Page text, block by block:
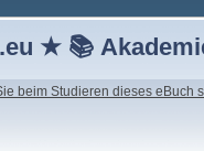
★ 📚
beim Studieren dieses eBuch